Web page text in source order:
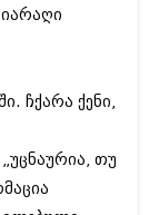
ჩქარა ქენი,
თუ